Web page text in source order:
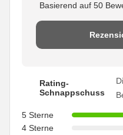
Basierend auf 50
Rating-
Schnappschuss
5 Sterne
4 Sterne